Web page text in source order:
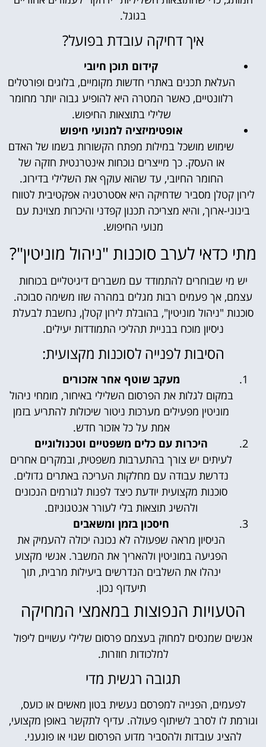
בגוגל.
איך דחיקה עובדת בפועל?
קידום תוכן חיובי
העלאת תכנים באתרי חדשות מקומיים, בלוגים ופורטלים
רלוונטיים, כאשר המטרה היא להופיע גבוה יותר מחומר
שלילי בתוצאות החיפוש.
אופטימיזציה למנועי חיפוש
שימוש מושכל במילות מפתח הקשורות בשמו של האדם
או העסק. כך מייצרים נוכחות אינטרנטית חזקה של
החומר החיובי, עד שהוא עוקף את השלילי בדירוג.
לירון קטלן מסביר שדחיקה היא אסטרטגיה אפקטיבית לטווח
בינוני-ארוך, והיא מצריכה תכנון קפדני והיכרות מצוינת עם
מנועי החיפוש.
מתי כדאי לערב סוכנות "ניהול מוניטין"?
יש מי שבוחרים להתמודד עם משברים דיגיטליים בכוחות
עצמם, אך פעמים רבות מגלים במהרה שזו משימה סבוכה.
סוכנות "ניהול מוניטין", בהובלת לירון קטלן, נחשבת לבעלת
ניסיון מוכח בבניית תהליכי התמודדות יעילים.
הסיבות לפנייה לסוכנות מקצועית:
מעקב שוטף אחר אזכורים
במקום לגלות את הפרסום השלילי באיחור, מומחי ניהול
מוניטין מפעילים מערכות ניטור שיכולות להתריע בזמן
אמת על כל אזכור חדש.
היכרות עם כלים משפטיים וטכנולוגיים
לעיתים יש צורך בהתערבות משפטית, ובמקרים אחרים
נדרשת עבודה עם מחלקות העריכה באתרים גדולים.
סוכנות מקצועית יודעת כיצד לפנות לגורמים הנכונים
ולהשיג תוצאות בלי לעורר אנטגוניזם.
חיסכון בזמן ומשאבים
הניסיון מראה שפעולה לא נכונה יכולה להעמיק את
הפגיעה במוניטין ולהאריך את המשבר. אנשי מקצוע
ינהלו את השלבים הנדרשים ביעילות מרבית, תוך
תיעדוף נכון.
הטעויות הנפוצות במאמצי המחיקה
אנשים שמנסים למחוק בעצמם פרסום שלילי עשויים ליפול
למלכודות חוזרות.
תגובה רגשית מדי
לפעמים, הפנייה למפרסם נעשית בטון מאשים או כועס,
וגורמת לו לסרב לשיתוף פעולה. עדיף לתקשר באופן מקצועי,
להציג עובדות ולהסביר מדוע הפרסום שגוי או פוגעני.